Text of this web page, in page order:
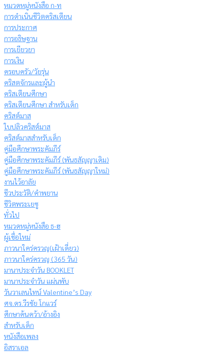
หมวดหมู่หนังสือ ก-ท
การดำเนินชีวิตคริสเตียน
การประกาศ
การอธิษฐาน
การเยียวยา
การเงิน
ครอบครัว/วัยรุ่น
คริสตจักรและผู้นำ
คริสเตียนศึกษา
คริสเตียนศึกษา สำหรับเด็ก
คริสต์มาส
ใบปลิวคริสต์มาส
คริสต์มาสสำหรับเด็ก
คู่มือศึกษาพระคัมภีร์
คู่มือศึกษาพระคัมภีร์ (พันธสัญญาเดิม)
คู่มือศึกษาพระคัมภีร์ (พันธสัญญาใหม่)
งานไว้อาลัย
ชีวประวัติ/คำพยาน
ชีวิตพระเยซู
ทั่วไป
หมวดหมู่หนังสือ ธ-ฮ
ผู้เชื่อใหม่
ภาวนาใคร่ครวญ(เฝ้าเดี่ยว)
ภาวนาใคร่ครวญ (365 วัน)
มานาประจำวัน BOOKLET
มานาประจำวัน แผ่นพับ
วันวาเลนไทน์ Valentine’s Day
ศจ.ดร.วีรชัย โกแวร์
ศึกษาค้นคว้า/อ้างอิง
สำหรับเด็ก
หนังสือเพลง
อิสราเอล